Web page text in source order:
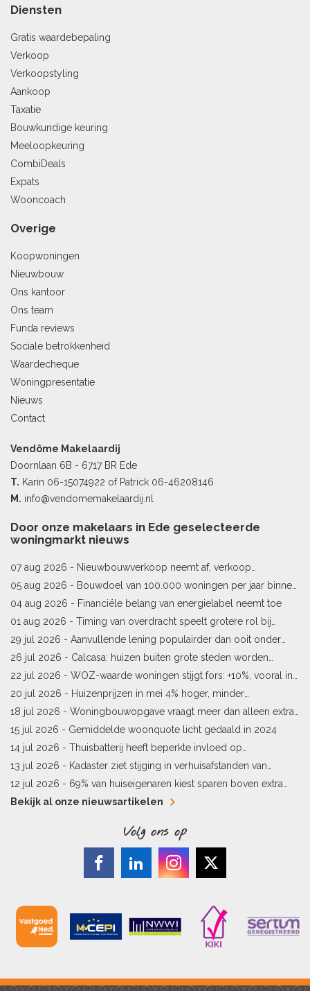
Diensten
Gratis waardebepaling
Verkoop
Verkoopstyling
Aankoop
Taxatie
Bouwkundige keuring
Meeloopkeuring
CombiDeals
Expats
Wooncoach
Overige
Koopwoningen
Nieuwbouw
Ons kantoor
Ons team
Funda reviews
Sociale betrokkenheid
Waardecheque
Woningpresentatie
Nieuws
Contact
Vendôme Makelaardij
Doornlaan 6B - 6717 BR Ede
T. Karin 06-15074922 of Patrick 06-46208146
M. info@vendomemakelaardij.nl
Door onze makelaars in Ede geselecteerde
woningmarkt nieuws
07 aug 2026 - Nieuwbouwverkoop neemt af, verkoop
bestaande woningen stijgt
05 aug 2026 - Bouwdoel van 100.000 woningen per jaar binnen
bereik
04 aug 2026 - Financiële belang van energielabel neemt toe
01 aug 2026 - Timing van overdracht speelt grotere rol bij
woningprijs
29 jul 2026 - Aanvullende lening populairder dan ooit onder
starters
26 jul 2026 - Calcasa: huizen buiten grote steden worden
sneller meer waard
22 jul 2026 - WOZ-waarde woningen stijgt fors: +10%, vooral in
Limburg en Pekela
20 jul 2026 - Huizenprijzen in mei 4% hoger, minder
woningverkopen
18 jul 2026 - Woningbouwopgave vraagt meer dan alleen extra
vergunningen
15 jul 2026 - Gemiddelde woonquote licht gedaald in 2024
14 jul 2026 - Thuisbatterij heeft beperkte invloed op
energielabel
13 jul 2026 - Kadaster ziet stijging in verhuisafstanden van
kopers
12 jul 2026 - 69% van huiseigenaren kiest sparen boven extra
hypotheekaflossing
Bekijk al onze nieuwsartikelen
Volg ons op